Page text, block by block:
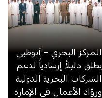
المركز البحري – أبوظبي
يطلق دليلاً إرشادياً لدعم
الشركات البحرية الدولية
وروّاد الأعمال في الإمارة